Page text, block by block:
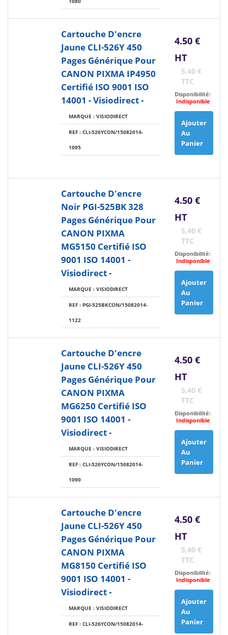
Cartouche D'encre
Jaune CLI-526Y 450
Pages Générique Pour
CANON PIXMA IP4950
Certifié ISO 9001 ISO
14001 - Visiodirect -
MARQUE : VISIODIRECT
REF : CLI-526YCON/15082014-
1095
4.50 €
HT
5,40 €
TTC
Disponibilité:
Indisponible
Ajouter
Au
Panier
Cartouche D'encre
Noir PGI-525BK 328
Pages Générique Pour
CANON PIXMA
MG5150 Certifié ISO
9001 ISO 14001 -
Visiodirect -
MARQUE : VISIODIRECT
REF : PGI-525BKCON/15082014-
1122
4.50 €
HT
5,40 €
TTC
Disponibilité:
Indisponible
Ajouter
Au
Panier
Cartouche D'encre
Jaune CLI-526Y 450
Pages Générique Pour
CANON PIXMA
MG6250 Certifié ISO
9001 ISO 14001 -
Visiodirect -
MARQUE : VISIODIRECT
REF : CLI-526YCON/15082014-
1090
4.50 €
HT
5,40 €
TTC
Disponibilité:
Indisponible
Ajouter
Au
Panier
Cartouche D'encre
Jaune CLI-526Y 450
Pages Générique Pour
CANON PIXMA
MG8150 Certifié ISO
9001 ISO 14001 -
Visiodirect -
MARQUE : VISIODIRECT
REF : CLI-526YCON/15082014-
4.50 €
HT
5,40 €
TTC
Disponibilité:
Indisponible
Ajouter
Au
Panier